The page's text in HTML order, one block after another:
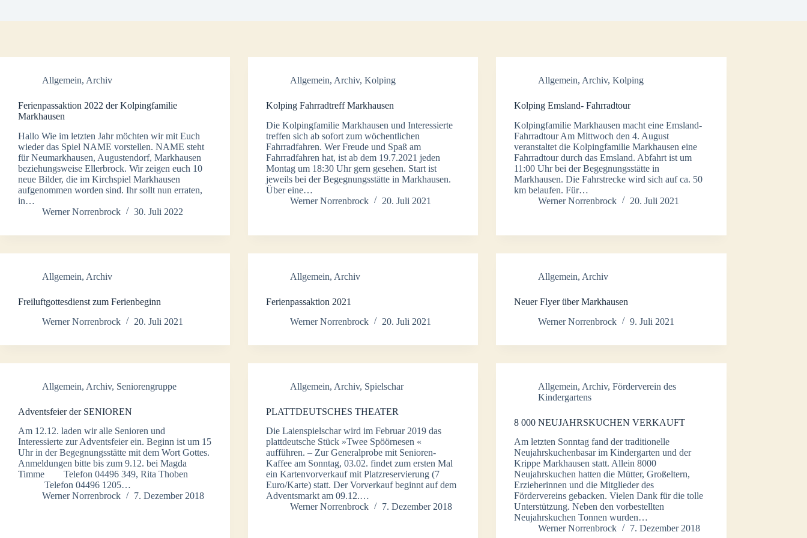
Allgemein, Archiv
Ferienpassaktion 2022 der Kolpingfamilie
Markhausen
Hallo Wie im letzten Jahr möchten wir mit Euch
wieder das Spiel NAME vorstellen. NAME steht
für Neumarkhausen, Augustendorf, Markhausen
beziehungsweise Ellerbrock. Wir zeigen euch 10
neue Bilder, die im Kirchspiel Markhausen
aufgenommen worden sind. Ihr sollt nun erraten,
in…
Werner Norrenbrock
30. Juli 2022
Allgemein, Archiv,Kolping
Kolping Fahrradtreff Markhausen
Die Kolpingfamilie Markhausen und Interessierte
treffen sich ab sofort zum wöchentlichen
Fahrradfahren. Wer Freude und Spaß am
Fahrradfahren hat, ist ab dem 19.7.2021 jeden
Montag um 18:30 Uhr gern gesehen. Start ist
jeweils bei der Begegnungsstätte in Markhausen.
Über eine…
Werner Norrenbrock
20. Juli 2021
Allgemein, Archiv,Kolping
Kolping Emsland- Fahrradtour
Kolpingfamilie Markhausen macht eine Emsland-
Fahrradtour Am Mittwoch den 4. August
veranstaltet die Kolpingfamilie Markhausen eine
Fahrradtour durch das Emsland. Abfahrt ist um
11:00 Uhr bei der Begegnungsstätte in
Markhausen. Die Fahrstrecke wird sich auf ca. 50
km belaufen. Für…
Werner Norrenbrock
20. Juli 2021
Allgemein, Archiv
Freiluftgottesdienst zum Ferienbeginn
Werner Norrenbrock
20. Juli 2021
Allgemein, Archiv
Ferienpassaktion 2021
Werner Norrenbrock
20. Juli 2021
Allgemein, Archiv
Neuer Flyer über Markhausen
Werner Norrenbrock
9. Juli 2021
Allgemein, Archiv, Seniorengruppe
Adventsfeier der SENIOREN
Am 12.12. laden wir alle Senioren und
Interessierte zur Adventsfeier ein. Beginn ist um 15
Uhr in der Begegnungsstätte mit dem Wort Gottes.
Anmeldungen bitte bis zum 9.12. bei Magda
Timme Telefon 04496 349, Rita Thoben
Telefon 04496 1205…
Werner Norrenbrock
7. Dezember 2018
Allgemein, Archiv, Spielschar
PLATTDEUTSCHES THEATER
Die Laienspielschar wird im Februar 2019 das
plattdeutsche Stück »Twee Spöörnesen «
aufführen. – Zur Generalprobe mit Senioren-
Kaffee am Sonntag, 03.02. findet zum ersten Mal
ein Kartenvorverkauf mit Platzreservierung (7
Euro/Karte) statt. Der Vorverkauf beginnt auf dem
Adventsmarkt am 09.12.…
Werner Norrenbrock
7. Dezember 2018
Allgemein, Archiv,Förderverein des
Kindergartens
8 000 NEUJAHRSKUCHEN VERKAUFT
Am letzten Sonntag fand der traditionelle
Neujahrskuchenbasar im Kindergarten und der
Krippe Markhausen statt. Allein 8000
Neujahrskuchen hatten die Mütter, Großeltern,
Erzieherinnen und die Mitglieder des
Fördervereins gebacken. Vielen Dank für die tolle
Unterstützung. Neben den vorbestellten
Neujahrskuchen Tonnen wurden…
Werner Norrenbrock
7. Dezember 2018